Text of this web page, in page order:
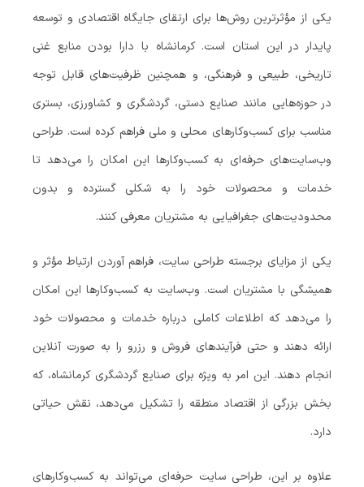
یکی از مؤثرترین روش‌ها برای ارتقای جایگاه اقتصادی و توسعه
پایدار در این استان است. کرمانشاه با دارا بودن منابع غنی
تاریخی، طبیعی و فرهنگی، و همچنین ظرفیت‌های قابل توجه
در حوزه‌هایی مانند صنایع دستی، گردشگری و کشاورزی، بستری
مناسب برای کسب‌وکارهای محلی و ملی فراهم کرده است. طراحی
وب‌سایت‌های حرفه‌ای به کسب‌وکارها این امکان را می‌دهد تا
خدمات و محصولات خود را به شکلی گسترده و بدون
محدودیت‌های جغرافیایی به مشتریان معرفی کنند.
یکی از مزایای برجسته طراحی سایت، فراهم آوردن ارتباط مؤثر و
همیشگی با مشتریان است. وب‌سایت به کسب‌وکارها این امکان
را می‌دهد که اطلاعات کاملی درباره خدمات و محصولات خود
ارائه دهند و حتی فرآیندهای فروش و رزرو را به صورت آنلاین
انجام دهند. این امر به ویژه برای صنایع گردشگری کرمانشاه، که
بخش بزرگی از اقتصاد منطقه را تشکیل می‌دهد، نقش حیاتی
دارد.
علاوه بر این، طراحی سایت حرفه‌ای می‌تواند به کسب‌وکارهای